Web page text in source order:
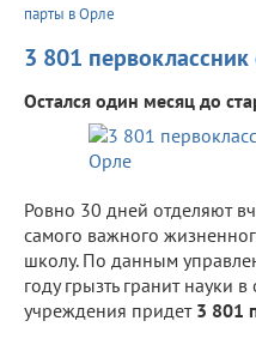
парты в Орле
3 801
Остался один месяц до
Ровно 30 дней отделяют
самого важного
школу. По данным
году грызть гранит науки
учреждения придет 3 801